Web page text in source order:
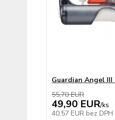
Guardian Angel
55,70 EUR
49,90 EUR/ks
40,57 EUR bez DPH